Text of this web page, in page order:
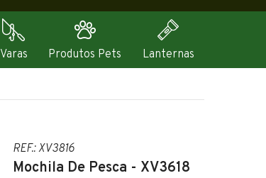
Varas Produtos Pets Lanternas
REF.: XV3816
Mochila De Pesca - XV3618